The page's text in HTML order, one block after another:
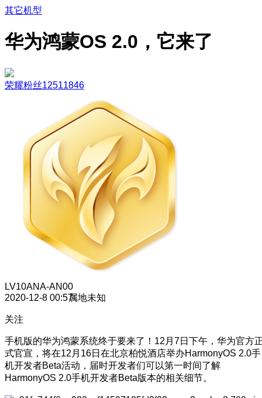
其它机型
华为鸿蒙OS 2.0，它来了
荣耀粉丝12511846
LV10ANA-AN00
2020-12-8 00:57属地未知
关注
手机版的华为鸿蒙系统终于要来了！12月7日下午，华为官方
式官宣，将在12月16日在北京柏悦酒店举办HarmonyOS 2.0手
机开发者Beta活动，届时开发者们可以第一时间了解
HarmonyOS 2.0手机开发者Beta版本的相关细节。